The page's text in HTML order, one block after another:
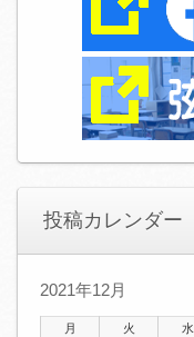
投稿カレンダー
2021年12月
月 火 水